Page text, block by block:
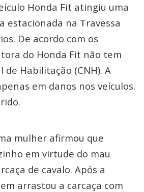
Honda Fit atingiu uma
estacionada na Travessa
De acordo com os
do Honda Fit não tem
de Habilitação (CNH). A
em danos nos veículos.
mulher afirmou que
em virtude do mau
de cavalo. Após a
arrastou a carcaça com